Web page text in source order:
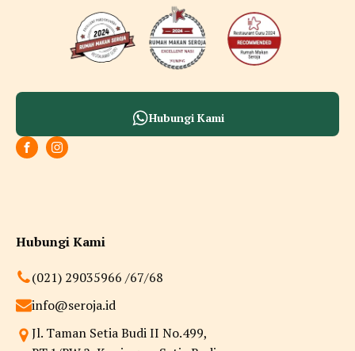
Hubungi Kami
Hubungi Kami
(021) 29035966 /67/68
info@seroja.id
Jl. Taman Setia Budi II No.499,